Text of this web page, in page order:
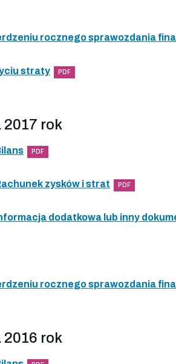
rocznego sprawozdania
straty PDF
rok
PDF
zysków i strat PDF
dodatkowa lub inny
rocznego sprawozdania
rok